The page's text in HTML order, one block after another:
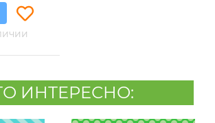
ИНТЕРЕСНО: